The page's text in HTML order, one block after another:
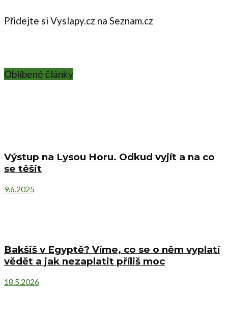
Přidejte si Vyslapy.cz na Seznam.cz
Oblíbené články
Výstup na Lysou Horu. Odkud vyjít a na co
se těšit
9.6.2025
Bakšiš v Egyptě? Víme, co se o něm vyplatí
vědět a jak nezaplatit příliš moc
18.5.2026